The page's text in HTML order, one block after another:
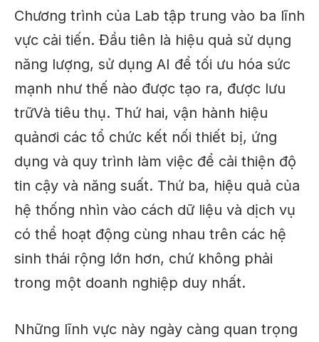
Chương trình của Lab tập trung vào ba lĩnh
vực cải tiến. Đầu tiên là hiệu quả sử dụng
năng lượng, sử dụng AI để tối ưu hóa sức
mạnh như thế nào được tạo ra, được lưu
trữVà tiêu thụ. Thứ hai, vận hành hiệu
quảnơi các tổ chức kết nối thiết bị, ứng
dụng và quy trình làm việc để cải thiện độ
tin cậy và năng suất. Thứ ba, hiệu quả của
hệ thống nhìn vào cách dữ liệu và dịch vụ
có thể hoạt động cùng nhau trên các hệ
sinh thái rộng lớn hơn, chứ không phải
trong một doanh nghiệp duy nhất.
Những lĩnh vực này ngày càng quan trọng